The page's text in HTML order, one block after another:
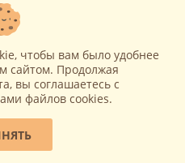
призы прямо
чтобы вам было удобнее
сайтом. Продолжая
вы соглашаетесь c
файлов cookies.